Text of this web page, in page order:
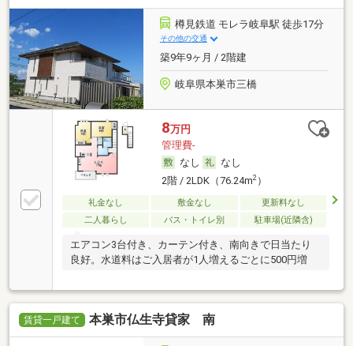
樽見鉄道 モレラ岐阜駅 徒歩17分
その他の交通
築9年9ヶ月 / 2階建
岐阜県本巣市三橋
8万円
管理費-
なし
なし
2階 / 2LDK（76.24m2）
礼金なし 敷金なし
更新料なし
二人暮らし
バス・トイレ別 駐車場(近隣含)
エアコン3台付き、カーテン付き、南向きで日当たり
良好。水道料はご入居者が1人増えるごとに500円増
賃貸一戸建て 本巣市仏生寺貸家 南